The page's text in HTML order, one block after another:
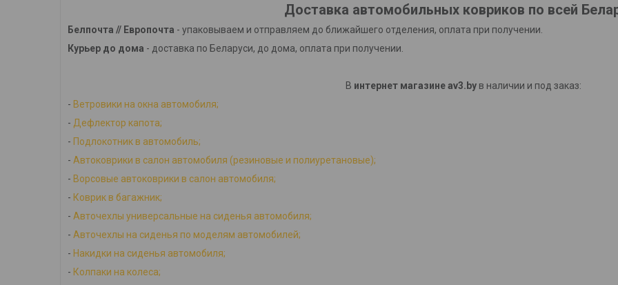
Доставка автомобильных ковриков по всей
Белпочта // Европочта - упаковываем и отправляем до ближайшего отделения, оплата при получении.
Курьер до дома - доставка по Беларуси, до дома, оплата при получении.
В интернет магазине av3.by в наличии и под заказ:
- Ветровики на окна автомобиля;
- Дефлектор капота;
- Подлокотник в автомобиль;
- Автоковрики в салон автомобиля (резиновые и полиуретановые);
- Ворсовые автоковрики в салон автомобиля;
- Коврик в багажник;
- Авточехлы универсальные на сиденья автомобиля;
- Авточехлы на сиденья по моделям автомобилей;
- Накидки на сиденья автомобиля;
- Колпаки на колеса;